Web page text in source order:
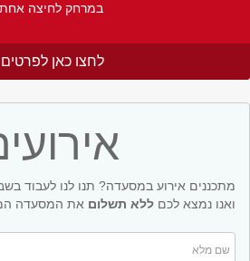
במרחק לחיצה אחת
לחצו כאן
מתכננים אירוע במסעדה? תנו לנו לעבוד
ואנו נמצא לכם ללא תשלום את המסעדה